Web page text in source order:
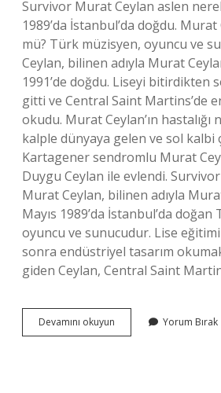
Survivor Murat Ceylan aslen
1989’da İstanbul’da doğdu.
mü? Türk müzisyen, oyuncu ve
Ceylan, bilinen adıyla Murat
1991’de doğdu. Liseyi bitirdikten
gitti ve Central Saint Martins’de
okudu. Murat Ceylan’ın
kalple dünyaya gelen ve sol kalbi
Kartagener sendromlu Murat
Duygu Ceylan ile evlendi.
Murat Ceylan, bilinen adıyla
Mayıs 1989’da İstanbul’da
oyuncu ve sunucudur. Lise
sonra endüstriyel tasarım
giden Ceylan, Central Saint
Devamını okuyun
Ceylan
Yorum Bırak